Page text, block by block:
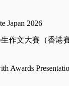
Japan 2026
生作文大賽（香港
Awards